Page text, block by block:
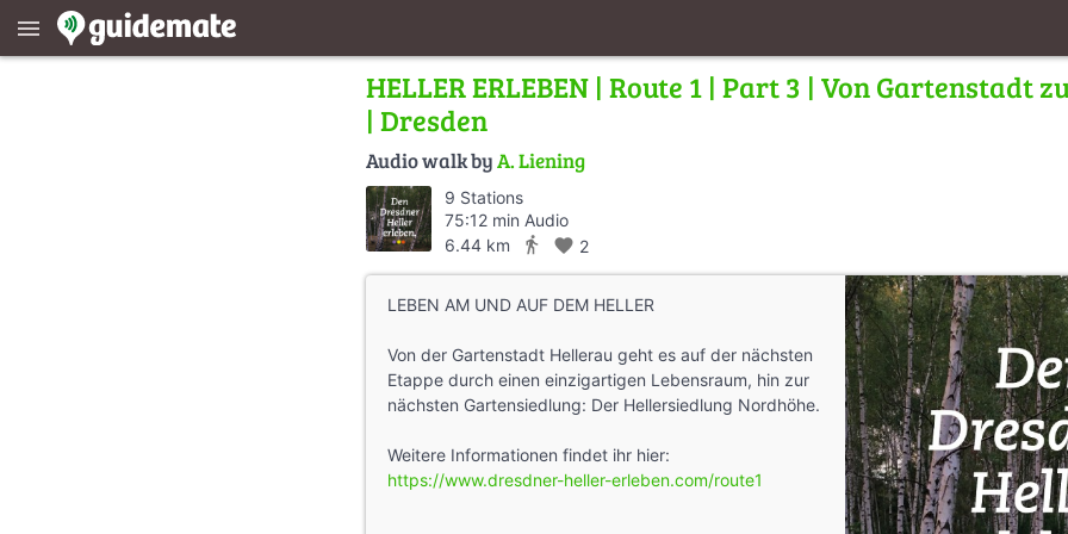
menu
HELLER ERLEBEN | Route 1 | Part 3 | Von Gartenstadt
| Dresden
Audio walk byA. Liening
9 Stations
75:12 min Audio
6.44 km
directions_walk favorite 2
LEBEN AM UND AUF DEM HELLER
Von der Gartenstadt Hellerau geht es auf der nächsten
Etappe durch einen einzigartigen Lebensraum, hin zur
nächsten Gartensiedlung: Der Hellersiedlung Nordhöhe.
Weitere Informationen findet ihr hier:
https://www.dresdner-heller-erleben.com/route1